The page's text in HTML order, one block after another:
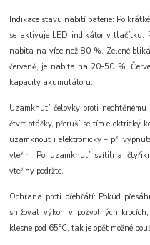
Indikace stavu nabití baterie: Po
se aktivuje LED indikátor v tlačítku.
nabita na více než 80 %. Zelené
červeně, je nabita na 20-50 %.
kapacity akumulátoru.
Uzamknutí čelovky proti
čtvrt otáčky, přeruší se tím elektrický
uzamknout i elektronicky – při
vteřin. Po uzamknutí svítilna
vteřiny podržte.
Ochrana proti přehřátí: Pokud
snižovat výkon v pozvolných
klesne pod 65°C, tak je opět možné